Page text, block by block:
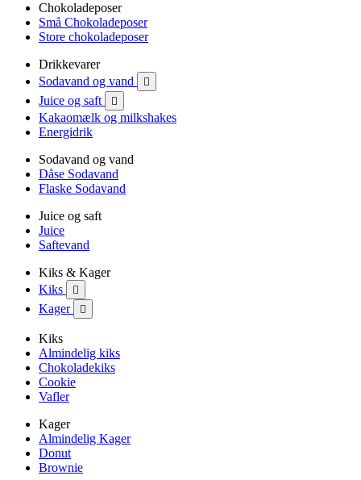
Chokoladeposer
Små Chokoladeposer
Store chokoladeposer
Drikkevarer
Sodavand og vand

Juice og saft 
Kakaomælk og milkshakes
Energidrik
Sodavand og vand
Dåse Sodavand
Flaske Sodavand
Juice og saft
Juice
Saftevand
Kiks & Kager
Kiks

Kager 
Kiks
Almindelig kiks
Chokoladekiks
Cookie
Vafler
Kager
Almindelig Kager
Donut
Brownie